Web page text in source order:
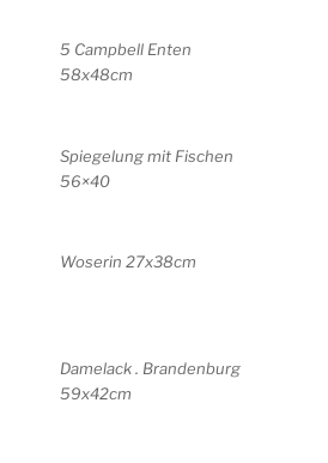
5 Campbell Enten
58x48cm
Spiegelung mit Fischen
56×40
Woserin 27x38cm
Damelack . Brandenburg
59x42cm